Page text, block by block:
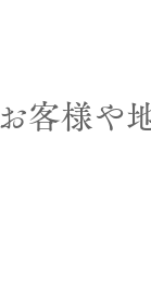
お客様や